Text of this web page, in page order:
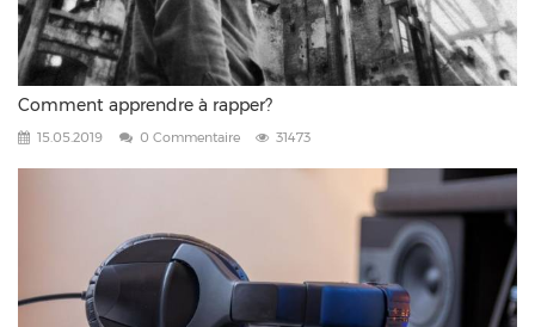
Comment apprendre à rapper?
15.05.2019 0 Commentaire 31473